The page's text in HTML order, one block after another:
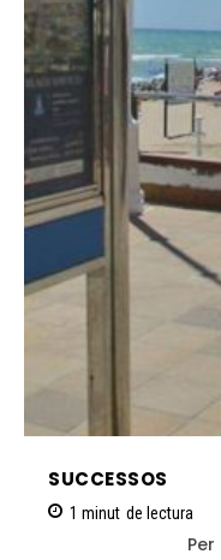
SUCCESSOS
1 minut de lectura
Per